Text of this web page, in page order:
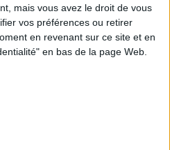
mais vous avez le droit de vous
vos préférences ou retirer
en revenant sur ce site et en
en bas de la page Web.
S'INSCRIRE